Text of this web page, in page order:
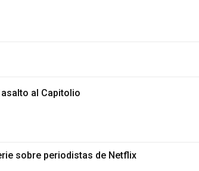
al Capitolio
sobre periodistas de Netflix